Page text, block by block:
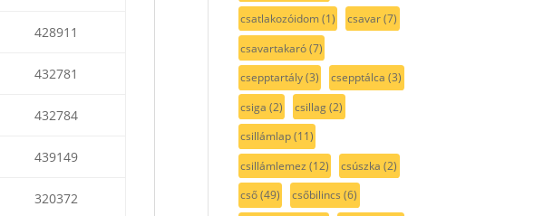
428911
432781
432784
439149
320372
csatlakozóidom(1) csavar(7)
csavartakaró(7)
csepptartály(3) csepptálca (3)
csiga (2) csillag(2)
csillámlap(11)
csillámlemez (12) csúszka (2)
cső(49) csőbilincs (6)